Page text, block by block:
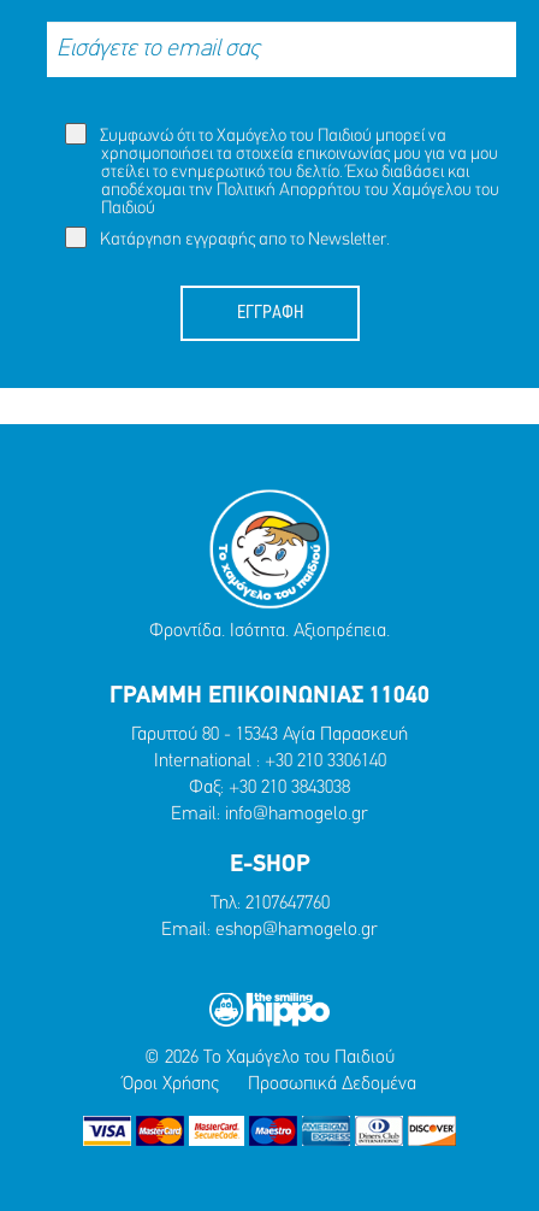
Συμφωνώ ότι το Χαμόγελο του Παιδιού μπορεί να
χρησιμοποιήσει τα στοιχεία επικοινωνίας μου για να μου
στείλει το ενημερωτικό του δελτίο. Έχω διαβάσει και
αποδέχομαι την Πολιτική Απορρήτου του Χαμόγελου του
Παιδιού
Κατάργηση εγγραφής απο το Newsletter.
ΕΓΓΡΑΦΗ
Φροντίδα. Ισότητα. Αξιοπρέπεια.
ΓΡΑΜΜΗ ΕΠΙΚΟΙΝΩΝΙΑΣ 11040
Γαρυττού 80 - 15343 Αγία Παρασκευή
International : +30 210 3306140
Φαξ: +30 210 3843038
Email: info@hamogelo.gr
E-SHOP
Τηλ: 2107647760
Email: eshop@hamogelo.gr
© 2026 Το Χαμόγελο του Παιδιού
Όροι Χρήσης
Προσωπικά Δεδομένα